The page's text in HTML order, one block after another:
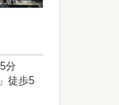
分
徒歩5